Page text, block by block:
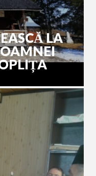
LA